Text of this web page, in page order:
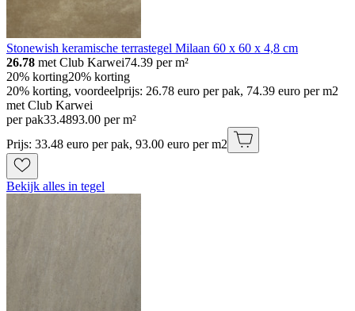
Stonewish keramische terrastegel Milaan 60 x 60 x 4,8 cm
26.78 met Club Karwei74.39 per m²
20% korting20% korting
20% korting, voordeelprijs: 26.78 euro per pak, 74.39 euro per m2
met Club Karwei
per pak33.4893.00 per m²
Prijs: 33.48 euro per pak, 93.00 euro per m2
Bekijk alles in tegel